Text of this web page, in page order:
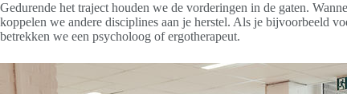
Gedurende het traject houden we de vorderingen in de gaten.
koppelen we andere disciplines aan je herstel. Als je bijvoorbeeld
betrekken we een psycholoog of ergotherapeut.